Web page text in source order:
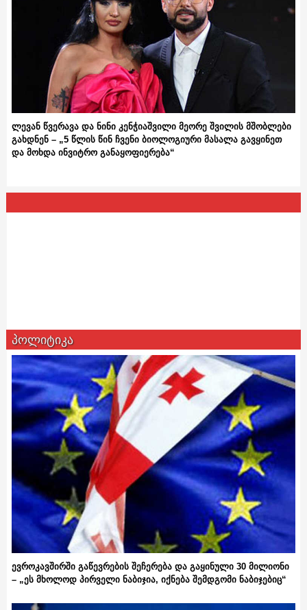
ლევან წვერავა და ნინი კენჭიაშვილი მეორე შვილის მშობლები
გახდნენ – „5 წლის წინ ჩვენი ბიოლოგიური მასალა გავყინეთ
და მოხდა ინვიტრო განაყოფიერება“
პოლიტიკა
ევროკავშირში გაწევრების შეჩერება და გაყინული 30 მილიონი
– „ეს მხოლოდ პირველი ნაბიჯია, იქნება შემდგომი ნაბიჯებიც“